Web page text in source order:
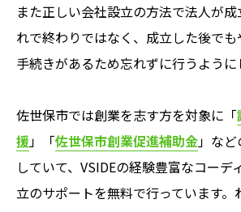
また正しい会社設立の方法で法人が
れで終わりではなく、成立した後でも
手続きがあるため忘れずに行うように
佐世保市では創業を志す方を対象に「
援」「佐世保市創業促進補助金」など
していて、VSIDEの経験豊富なコーデ
立のサポートを無料で行っています。